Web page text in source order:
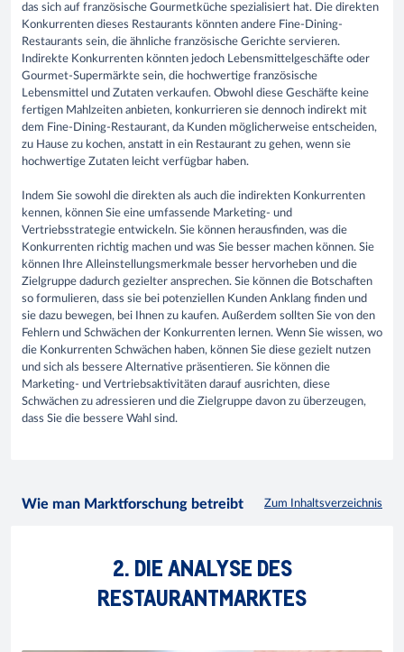
das sich auf französische Gourmetküche spezialisiert hat. Die direkten
Konkurrenten dieses Restaurants könnten andere Fine-Dining-
Restaurants sein, die ähnliche französische Gerichte servieren.
Indirekte Konkurrenten könnten jedoch Lebensmittelgeschäfte oder
Gourmet-Supermärkte sein, die hochwertige französische
Lebensmittel und Zutaten verkaufen. Obwohl diese Geschäfte keine
fertigen Mahlzeiten anbieten, konkurrieren sie dennoch indirekt mit
dem Fine-Dining-Restaurant, da Kunden möglicherweise entscheiden,
zu Hause zu kochen, anstatt in ein Restaurant zu gehen, wenn sie
hochwertige Zutaten leicht verfügbar haben.
Indem Sie sowohl die direkten als auch die indirekten Konkurrenten
kennen, können Sie eine umfassende Marketing- und
Vertriebsstrategie entwickeln. Sie können herausfinden, was die
Konkurrenten richtig machen und was Sie besser machen können. Sie
können Ihre Alleinstellungsmerkmale besser hervorheben und die
Zielgruppe dadurch gezielter ansprechen. Sie können die Botschaften
so formulieren, dass sie bei potenziellen Kunden Anklang finden und
sie dazu bewegen, bei Ihnen zu kaufen. Außerdem sollten Sie von den
Fehlern und Schwächen der Konkurrenten lernen. Wenn Sie wissen, wo
die Konkurrenten Schwächen haben, können Sie diese gezielt nutzen
und sich als bessere Alternative präsentieren. Sie können die
Marketing- und Vertriebsaktivitäten darauf ausrichten, diese
Schwächen zu adressieren und die Zielgruppe davon zu überzeugen,
dass Sie die bessere Wahl sind.
Wie man Marktforschung betreibt Zum Inhaltsverzeichnis
2. DIE ANALYSE DES
RESTAURANTMARKTES